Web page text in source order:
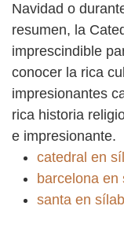
Navidad o
resumen, la
imprescindible
conocer la rica
impresionantes
rica historia
e impresionante.
catedral en
barcelona en
santa en